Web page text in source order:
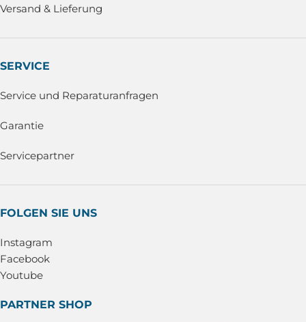
Versand & Lieferung
SERVICE
Service und Reparaturanfragen
Garantie
Servicepartner
FOLGEN SIE UNS
Instagram
Facebook
Youtube
PARTNER SHOP